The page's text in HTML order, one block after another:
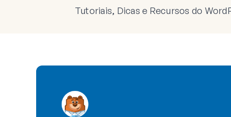
Tutoriais, Dicas e Recursos do